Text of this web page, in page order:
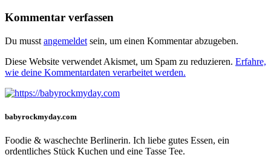
Kommentar verfassen
Du musst angemeldet sein, um einen Kommentar abzugeben.
Diese Website verwendet Akismet, um Spam zu reduzieren. Erfahre,
wie deine Kommentardaten verarbeitet werden.
babyrockmyday.com
Foodie & waschechte Berlinerin. Ich liebe gutes Essen, ein
ordentliches Stück Kuchen und eine Tasse Tee.